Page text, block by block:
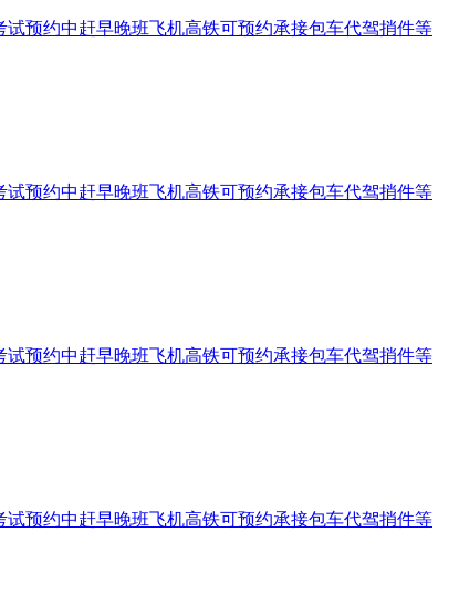
试预约中赶早晚班飞机高铁可预约承接包车代驾捎件等
试预约中赶早晚班飞机高铁可预约承接包车代驾捎件等
试预约中赶早晚班飞机高铁可预约承接包车代驾捎件等
试预约中赶早晚班飞机高铁可预约承接包车代驾捎件等